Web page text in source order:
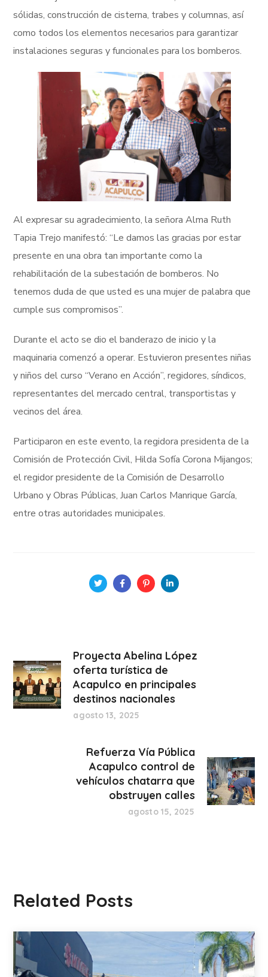
sólidas, construcción de cisterna, trabes y columnas, así
como todos los elementos necesarios para garantizar
instalaciones seguras y funcionales para los bomberos.
Al expresar su agradecimiento, la señora Alma Ruth
Tapia Trejo manifestó: “Le damos las gracias por estar
presente en una obra tan importante como la
rehabilitación de la subestación de bomberos. No
tenemos duda de que usted es una mujer de palabra que
cumple sus compromisos”.
Durante el acto se dio el banderazo de inicio y la
maquinaria comenzó a operar. Estuvieron presentes niñas
y niños del curso “Verano en Acción”, regidores, síndicos,
representantes del mercado central, transportistas y
vecinos del área.
Participaron en este evento, la regidora presidenta de la
Comisión de Protección Civil, Hilda Sofía Corona Mijangos;
el regidor presidente de la Comisión de Desarrollo
Urbano y Obras Públicas, Juan Carlos Manrique García,
entre otras autoridades municipales.
Proyecta Abelina López
oferta turística de
Acapulco en principales
destinos nacionales
agosto 13, 2025
Refuerza Vía Pública
Acapulco control de
vehículos chatarra que
obstruyen calles
agosto 15, 2025
Related Posts